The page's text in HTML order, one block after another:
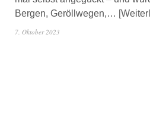
Bergen, Geröllwegen,…
7. Oktober 2023